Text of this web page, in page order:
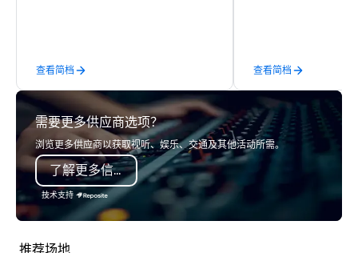
查看简档
Your group may need
(focused on skill
development/
bonding (focused on
minded activities) or
both. But whatever
real-world, job-
查看简档
需要更多供应商选项？
浏览更多供应商以获取视听、娱乐、交通及其他活动所需。
了解更多信息
技术支持
推荐场地